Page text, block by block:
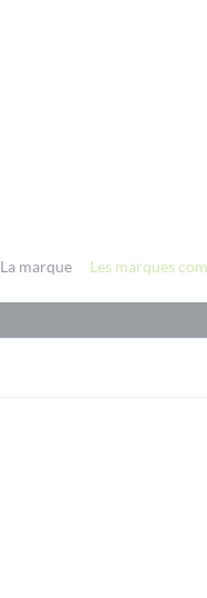
La marque Les marques